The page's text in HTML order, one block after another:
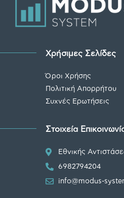
Χρήσιμες Σελίδες
Όροι Χρήσης
Πολιτική Απορρήτου
Συχνές Ερωτήσεις
Στοιχεία
Εθνικής
6982794204
info@modus-